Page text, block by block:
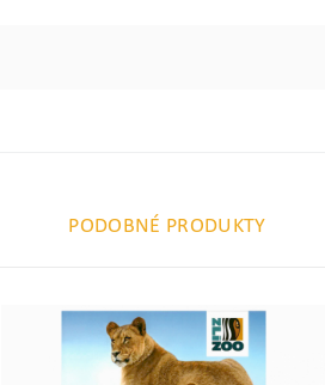
PODOBNÉ PRODUKTY